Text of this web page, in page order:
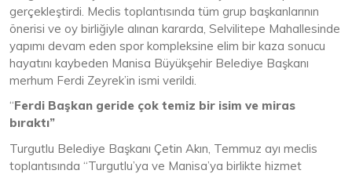
gerçekleştirdi. Meclis toplantısında tüm grup başkanlarının
önerisi ve oy birliğiyle alınan kararda, Selvilitepe Mahallesinde
yapımı devam eden spor kompleksine elim bir kaza sonucu
hayatını kaybeden Manisa Büyükşehir Belediye Başkanı
merhum Ferdi Zeyrek’in ismi verildi.
“Ferdi Başkan geride çok temiz bir isim ve miras
bıraktı”
Turgutlu Belediye Başkanı Çetin Akın, Temmuz ayı meclis
toplantısında “Turgutlu’ya ve Manisa’ya birlikte hizmet